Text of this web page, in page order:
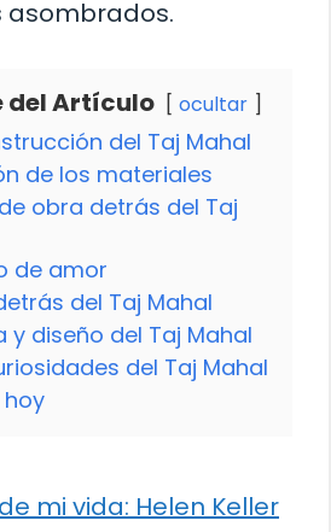
del Artículo ocultar
del Taj Mahal
de los materiales
obra detrás del Taj
de amor
del Taj Mahal
y diseño del Taj Mahal
del Taj Mahal
hoy
mi vida: Helen Keller